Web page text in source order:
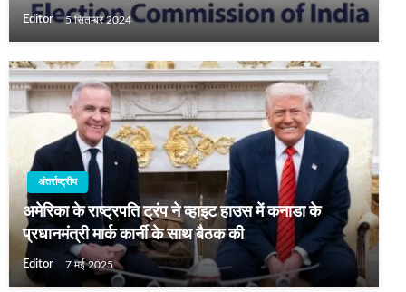
Editor 5 सितम्बर 2024
अंतर्राष्ट्रीय
अमेरिका के राष्ट्रपति ट्रंप ने व्हाइट हाउस में कनाडा के
प्रधानमंत्री मार्क कार्नी के साथ बैठक की
Editor 7 मई 2025